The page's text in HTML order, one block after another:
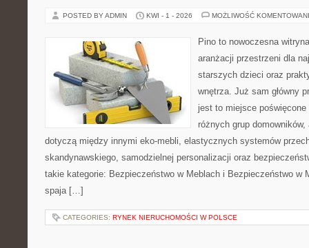
POSTED BY ADMIN KWI - 1 - 2026 MOŻLIWOŚĆ
Pino to nowoczesna
aranżacji przestrzeni dla
starszych dzieci oraz
wnętrza. Już sam główny
jest to miejsce
różnych grup domowników,
dotyczą między innymi eko-mebli, elastycznych systemów
skandynawskiego, samodzielnej personalizacji oraz
takie kategorie: Bezpieczeństwo w Meblach i Bezpieczeństwo w
spaja […]
CATEGORIES: RYNEK NIERUCHOMOŚCI W POLSCE